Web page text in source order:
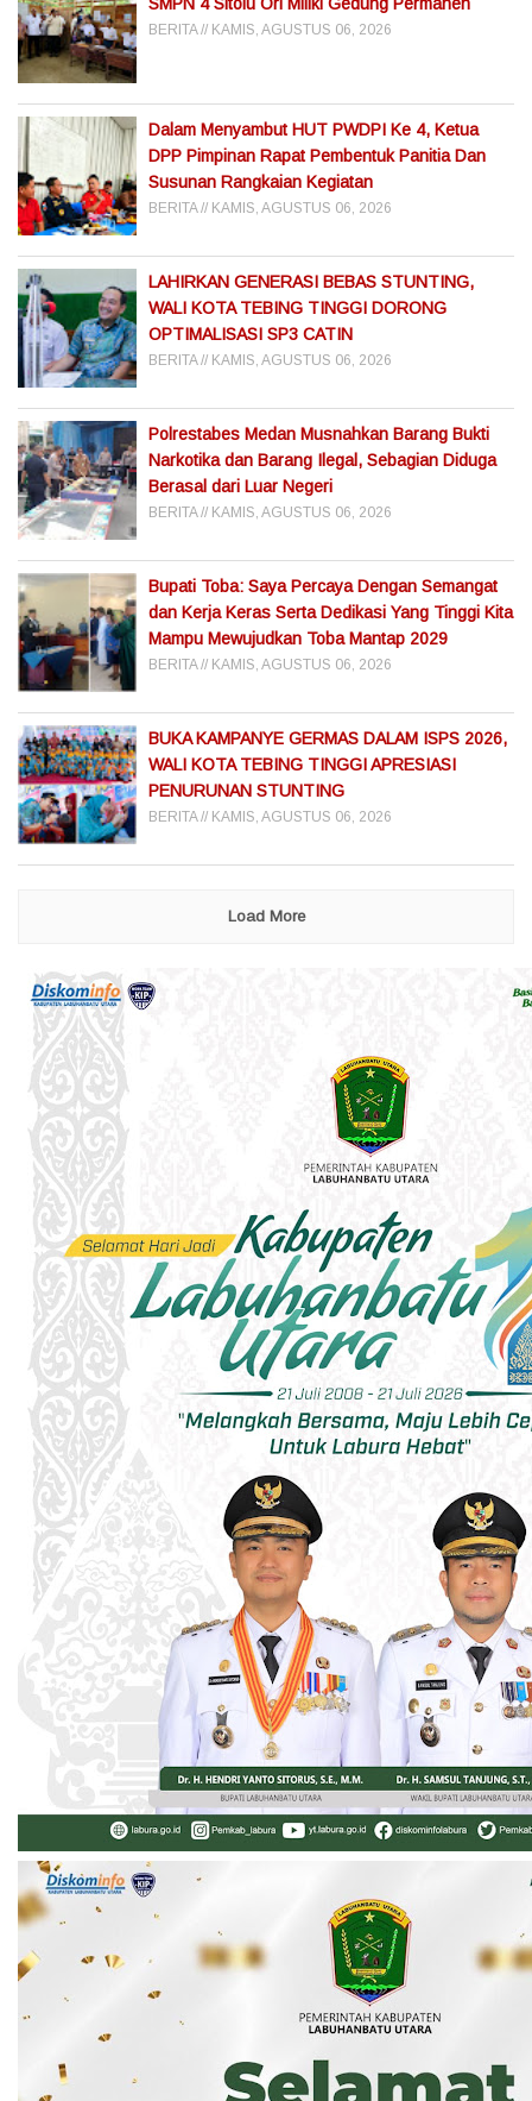
BERITA KAMIS, AGUSTUS 06, 2026
Dalam Menyambut HUT PWDPI Ke 4, Ketua
DPP Pimpinan Rapat Pembentuk Panitia Dan
Susunan Rangkaian Kegiatan
BERITA KAMIS, AGUSTUS 06, 2026
LAHIRKAN GENERASI BEBAS STUNTING,
WALI KOTA TEBING TINGGI DORONG
OPTIMALISASI SP3 CATIN
BERITA KAMIS, AGUSTUS 06, 2026
Polrestabes Medan Musnahkan Barang Bukti
Narkotika dan Barang Ilegal, Sebagian Diduga
Berasal dari Luar Negeri
BERITA KAMIS, AGUSTUS 06, 2026
Bupati Toba: Saya Percaya Dengan Semangat
dan Kerja Keras Serta Dedikasi Yang Tinggi Kita
Mampu Mewujudkan Toba Mantap 2029
BERITA KAMIS, AGUSTUS 06, 2026
BUKA KAMPANYE GERMAS DALAM ISPS 2026,
WALI KOTA TEBING TINGGI APRESIASI
PENURUNAN STUNTING
BERITA KAMIS, AGUSTUS 06, 2026
Load More